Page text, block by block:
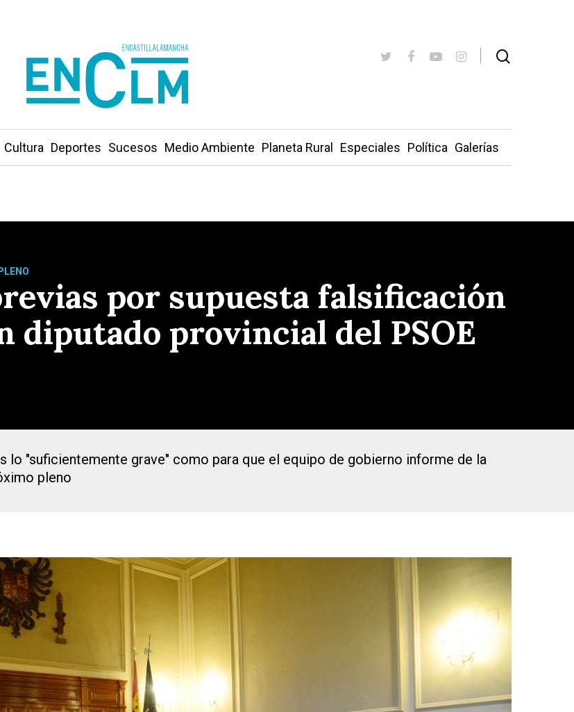
Cultura Deportes Sucesos Medio Ambiente Planeta Rural Especiales Política Galerías
por supuesta falsificación
diputado provincial del PSOE
lo "suficientemente grave" como para que el equipo de gobierno informe de la
pleno